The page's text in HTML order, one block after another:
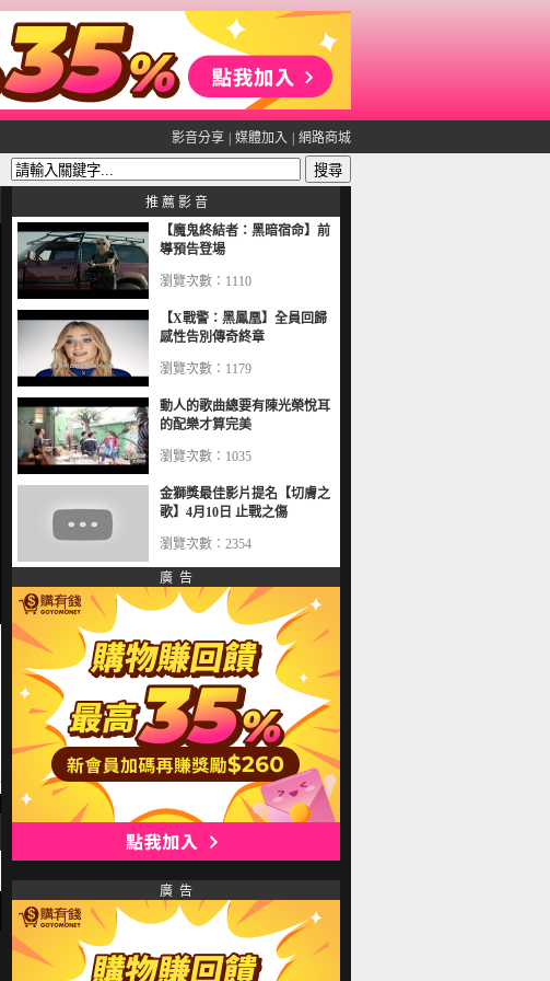
影音分享 媒體加入 網路商城
推 薦 影 音
【魔鬼終結者：黑暗宿命】前
導預告登場
瀏覽次數：1110
【X戰警：黑鳳凰】全員回歸
感性告別傳奇終章
瀏覽次數：1179
動人的歌曲總要有陳光榮悅耳
的配樂才算完美
瀏覽次數：1035
金獅獎最佳影片提名【切膚之
歌】4月10日 止戰之傷
瀏覽次數：2354
廣 告
廣 告